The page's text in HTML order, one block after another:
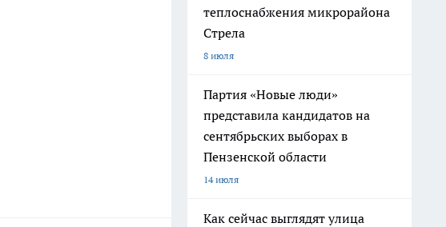
теплоснабжения микрорайона
Стрела
8 июля
Партия «Новые люди»
представила кандидатов на
сентябрьских выборах в
Пензенской области
14 июля
Как сейчас выглядят улица